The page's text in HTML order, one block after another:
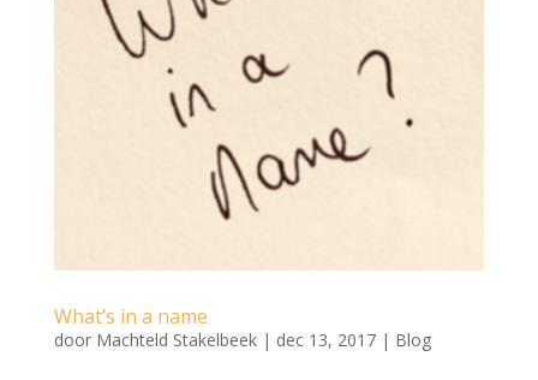
What’s in a name
door Machteld Stakelbeek| dec 13, 2017| Blog